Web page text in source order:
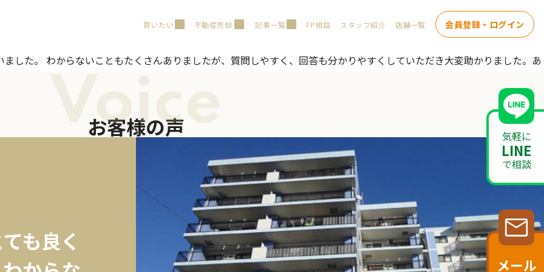
買いたい 不動産売却 記事一覧 FP相談 スタッフ紹介 店舗一覧 会員登録・ログイン
した。 わからないこともたくさんありましたが、質問しやすく、回答も分かりやすくしていただき大変助かりました。
Voice
お客様の声
も良く
気軽に
LINE
で相談
メール